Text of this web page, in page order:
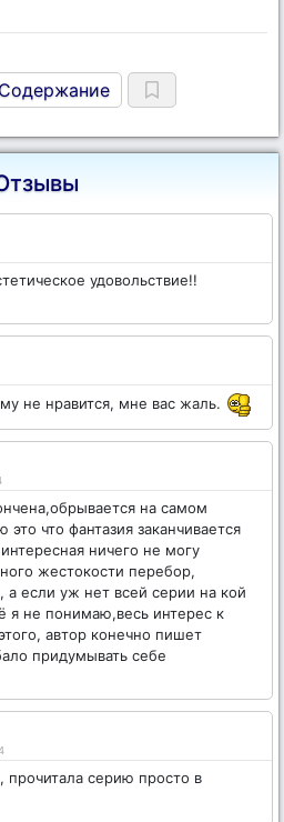
Содержание
удовольствие!!
не нравится, мне вас жаль.
на самом
что фантазия заканчивается
ничего не могу
жестокости перебор,
а если уж нет всей серии на кой
я не понимаю,весь интерес к
автор конечно пишет
придумывать себе
прочитала серию просто в